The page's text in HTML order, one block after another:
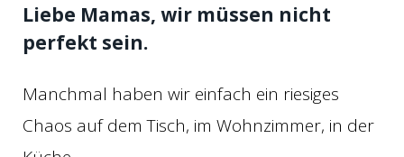
Liebe Mamas, wir müssen nicht
perfekt sein.
Manchmal haben wir einfach ein riesiges
Chaos auf dem Tisch, im Wohnzimmer, in der